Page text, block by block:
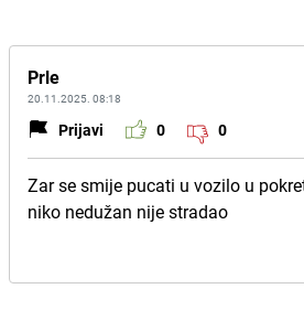
Prle
20.11.2025. 08:18
Prijavi 0 0
Zar se smije pucati u vozilo u
niko nedužan nije stradao